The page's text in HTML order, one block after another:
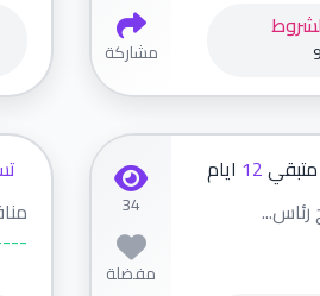
مشاركة
متبقي12 ايام
رئاس...
34
مفضلة